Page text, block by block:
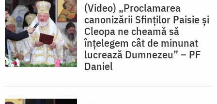
(Video) „Proclamarea
canonizării Sfinților Paisie și
Cleopa ne cheamă să
înțelegem cât de minunat
lucrează Dumnezeu” – PF
Daniel